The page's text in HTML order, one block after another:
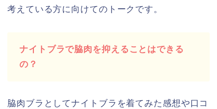
考えている方に向けてのトークです。
ナイトブラで脇肉を抑えることはできる
の？
脇肉ブラとしてナイトブラを着てみた感想や口コ